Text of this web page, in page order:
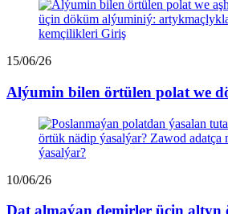
15/06/26
Alýumin bilen örtülen polat we
10/06/26